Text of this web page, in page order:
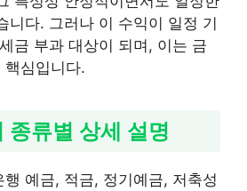
니다. 그러나 이 수익이 일정 기
금 부과 대상이 되며, 이는 금
핵심입니다.
종류별 상세 설명
행 예금, 적금, 정기예금, 저축성